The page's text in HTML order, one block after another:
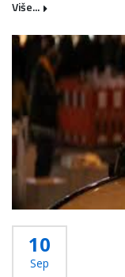
Više...
10
Sep